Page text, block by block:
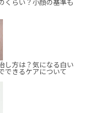
くらい？小顔の基準も
し方は？気になる白い
できるケアについて